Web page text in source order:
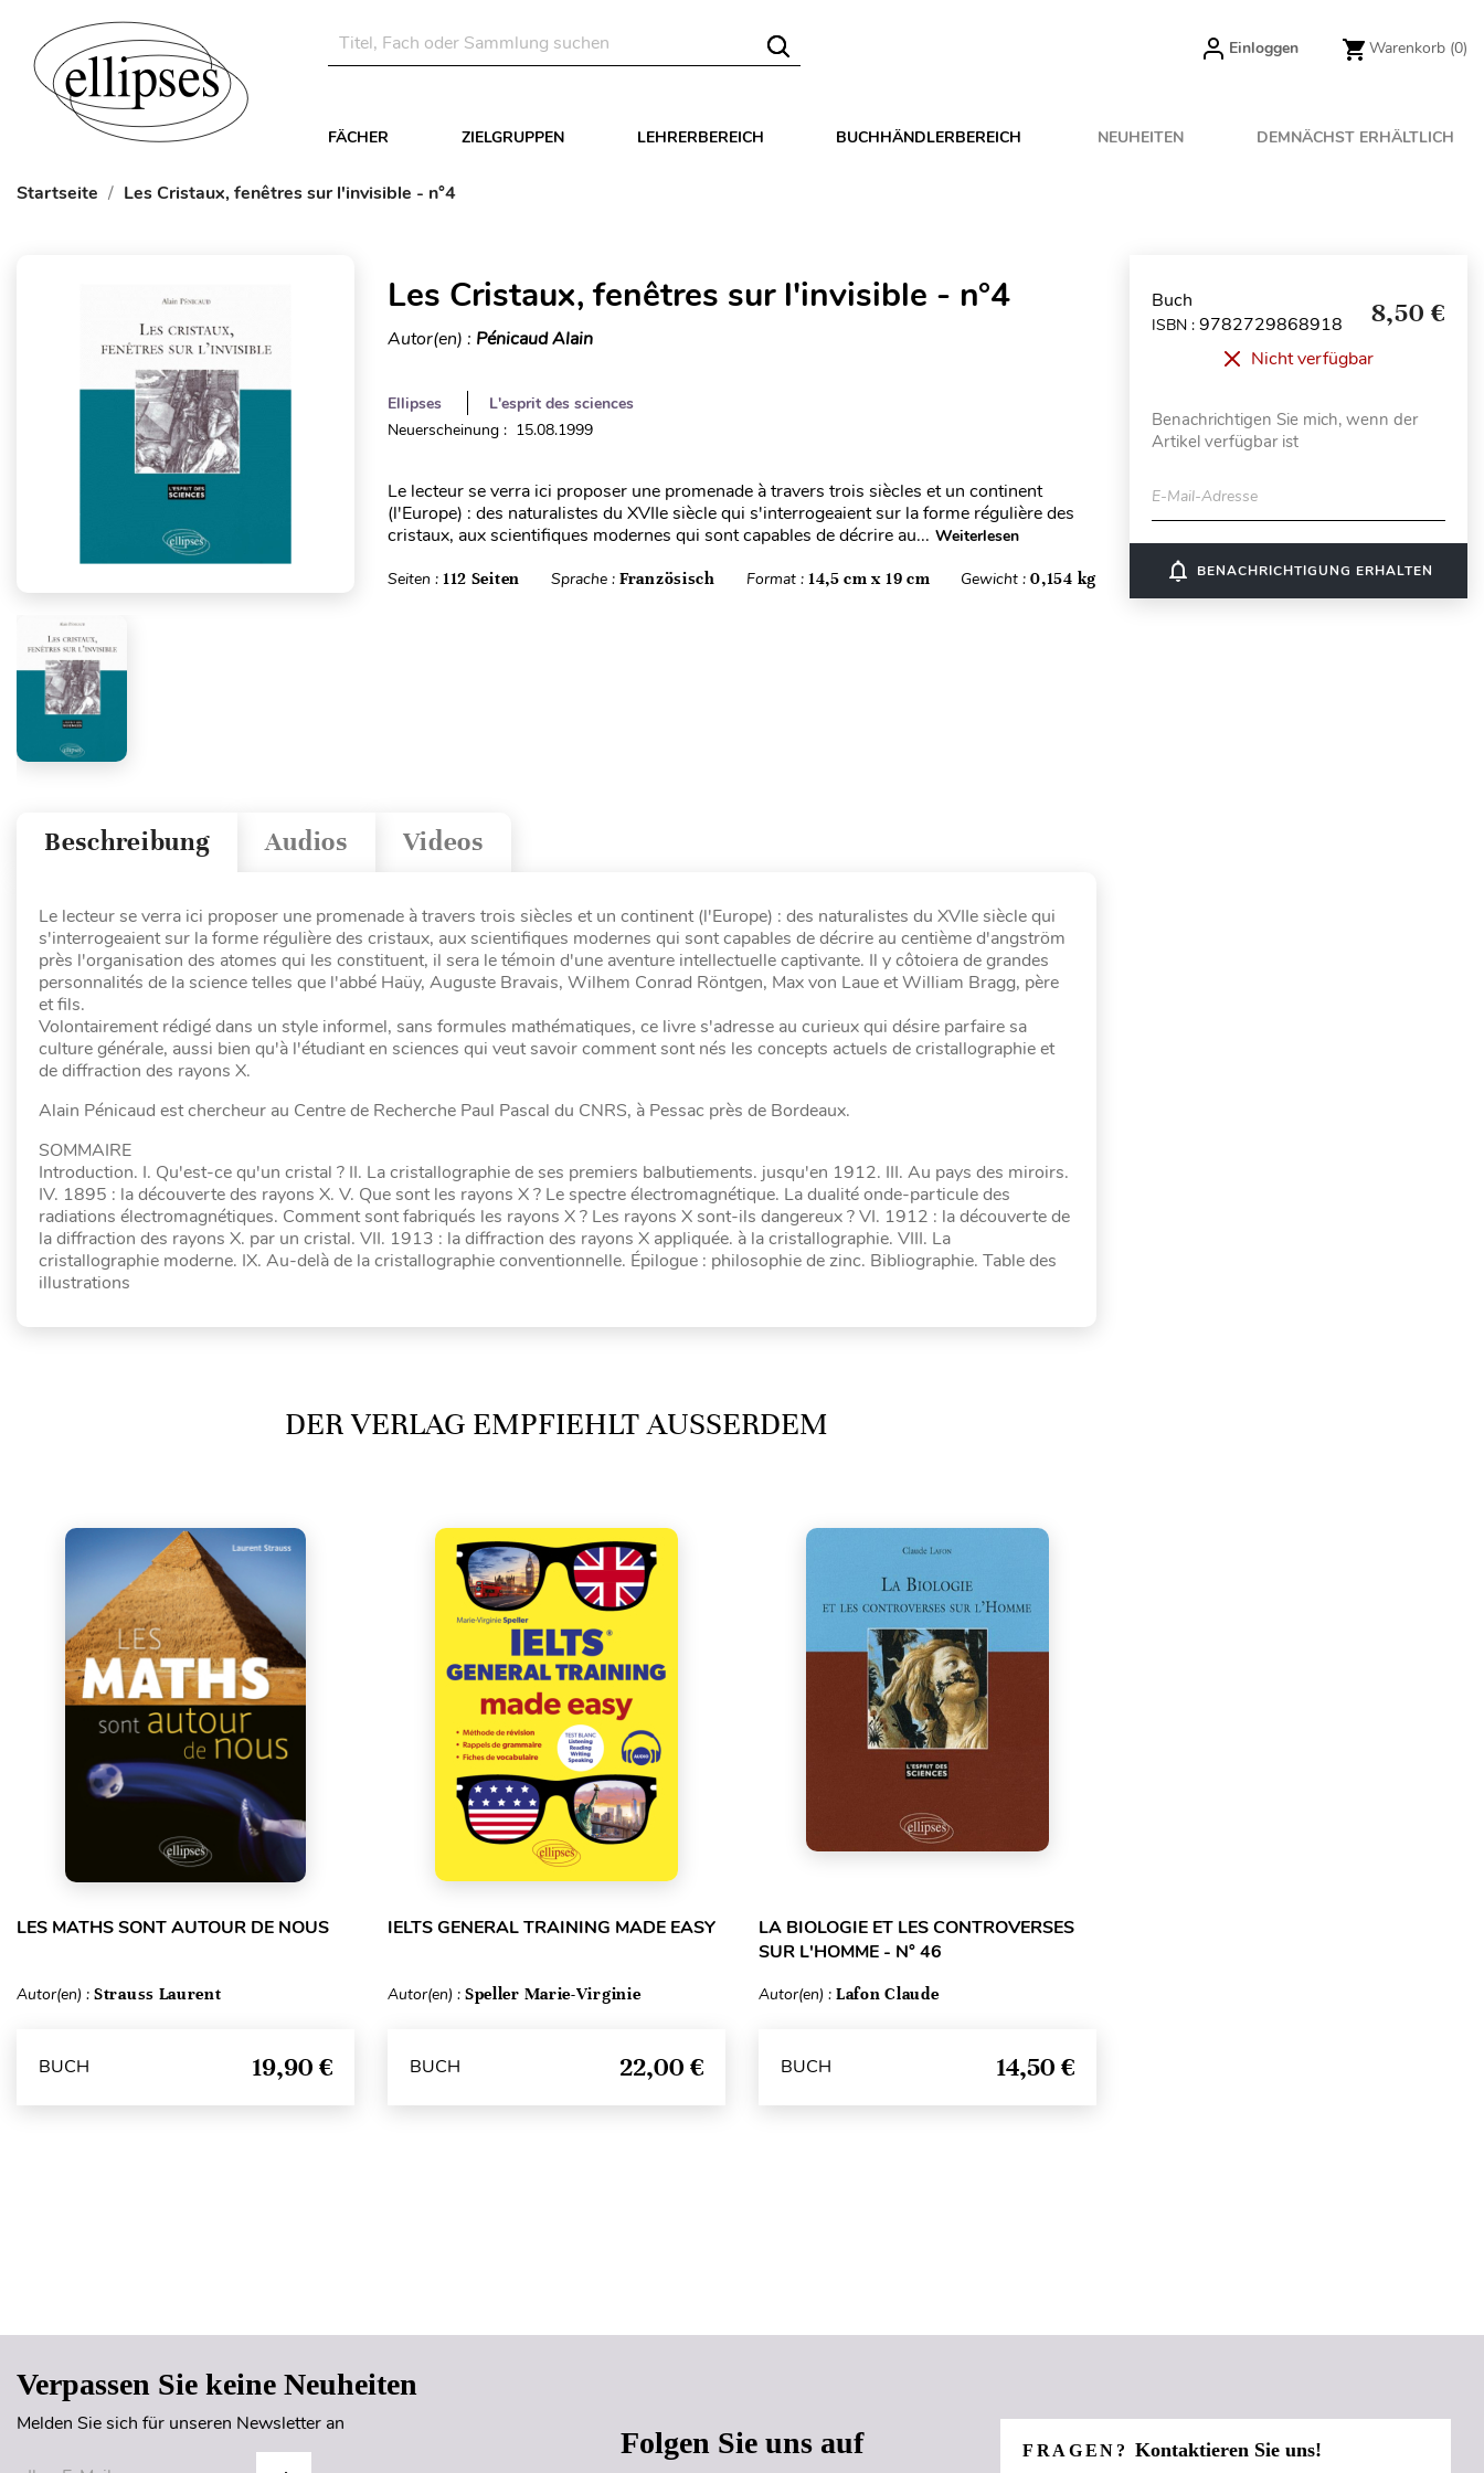
Einloggen Warenkorb (0)
FÄCHER ZIELGRUPPEN LEHRERBEREICH BUCHHÄNDLERBEREICH NEUHEITEN DEMNÄCHST ERHÄLTLICH
Startseite Les Cristaux, fenêtres sur l'invisible - n°4
Les Cristaux, fenêtres sur l'invisible - n°4
Autor(en) : Pénicaud Alain
Ellipses
L'esprit des sciences
Neuerscheinung : 15.08.1999
Le lecteur se verra ici proposer une promenade à travers trois siècles et un continent
(l'Europe) : des naturalistes du XVIIe siècle qui s'interrogeaient sur la forme régulière des
cristaux, aux scientifiques modernes qui sont capables de décrire au... Weiterlesen
Seiten : 112 Seiten Sprache :Französisch Format : 14,5 cm x 19 cm Gewicht :0,154 kg
Videos
Audios
Beschreibung
Le lecteur se verra ici proposer une promenade à travers trois siècles et un continent (l'Europe) : des naturalistes du XVIIe siècle qui
s'interrogeaient sur la forme régulière des cristaux, aux scientifiques modernes qui sont capables de décrire au centième d'angström
près l'organisation des atomes qui les constituent, il sera le témoin d'une aventure intellectuelle captivante. Il y côtoiera de grandes
personnalités de la science telles que l'abbé Haüy, Auguste Bravais, Wilhem Conrad Röntgen, Max von Laue et William Bragg, père
et fils.
Volontairement rédigé dans un style informel, sans formules mathématiques, ce livre s'adresse au curieux qui désire parfaire sa
culture générale, aussi bien qu'à l'étudiant en sciences qui veut savoir comment sont nés les concepts actuels de cristallographie et
de diffraction des rayons X.
Alain Pénicaud est chercheur au Centre de Recherche Paul Pascal du CNRS, à Pessac près de Bordeaux.
SOMMAIRE
Introduction. I. Qu'est-ce qu'un cristal ? II. La cristallographie de ses premiers balbutiements. jusqu'en 1912. III. Au pays des miroirs.
IV. 1895 : la découverte des rayons X. V. Que sont les rayons X ? Le spectre électromagnétique. La dualité onde-particule des
radiations électromagnétiques. Comment sont fabriqués les rayons X ? Les rayons X sont-ils dangereux ? VI. 1912 : la découverte de
la diffraction des rayons X. par un cristal. VII. 1913 : la diffraction des rayons X appliquée. à la cristallographie. VIII. La
cristallographie moderne. IX. Au-delà de la cristallographie conventionnelle. Épilogue : philosophie de zinc. Bibliographie. Table des
illustrations
DER VERLAG EMPFIEHLT AUSSERDEM
LES MATHS SONT AUTOUR DE NOUS
Autor(en) : Strauss Laurent
BUCH 19,90 €
IELTS GENERAL TRAINING MADE EASY
Autor(en) : Speller Marie-Virginie
BUCH 22,00 €
LA BIOLOGIE ET LES CONTROVERSES
SUR L'HOMME - N° 46
Autor(en) : Lafon Claude
BUCH 14,50 €
Buch
ISBN : 9782729868918 8,50 €
Nicht verfügbar
Benachrichtigen Sie mich, wenn der
Artikel verfügbar ist
E-Mail-Adresse
notifications_none BENACHRICHTIGUNG ERHALTEN
Verpassen Sie keine Neuheiten
Melden Sie sich für unseren Newsletter an
Folgen Sie uns auf FRAGEN?Kontaktieren Sie uns!